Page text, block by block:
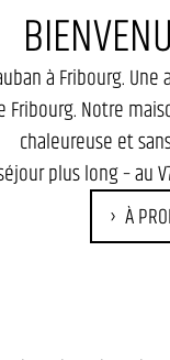
à Fribourg.
Notre
chaleureuse et
plus long – au
À